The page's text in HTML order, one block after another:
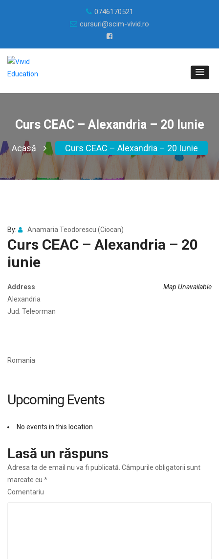
0746170521
cursuri@scim-vivid.ro
Curs CEAC – Alexandria – 20 Iunie
Acasă Curs CEAC – Alexandria – 20 Iunie
By: Anamaria Teodorescu (Ciocan)
Curs CEAC – Alexandria – 20
iunie
Map Unavailable
Address
Alexandria
Jud. Teleorman
Romania
Upcoming Events
No events in this location
Lasă un răspuns
Adresa ta de email nu va fi publicată. Câmpurile obligatorii sunt
marcate cu *
Comentariu